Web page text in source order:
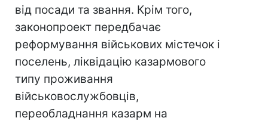
від посади та звання. Крім того,
законопроект передбачає
реформування військових містечок і
поселень, ліквідацію казармового
типу проживання
військовослужбовців,
переобладнання казарм на